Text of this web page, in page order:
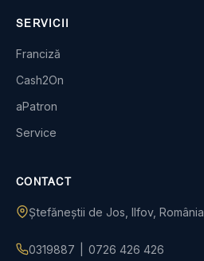
SERVICII
Franciză
Cash2On
aPatron
Service
CONTACT
Ștefăneștii de Jos, Ilfov, România
0319887 0726 426 426